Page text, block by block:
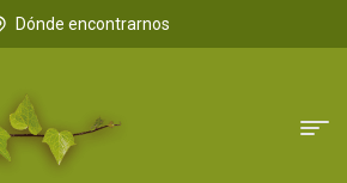
Dónde encontrarnos